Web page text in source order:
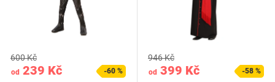
od 239 Kč
600 Kč
-60 % od 399 Kč
946 Kč
-58 %